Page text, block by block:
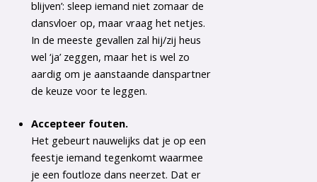
blijven’: sleep iemand niet zomaar de
dansvloer op, maar vraag het netjes.
In de meeste gevallen zal hij/zij heus
wel ‘ja’ zeggen, maar het is wel zo
aardig om je aanstaande danspartner
de keuze voor te leggen.
Accepteer fouten.
Het gebeurt nauwelijks dat je op een
feestje iemand tegenkomt waarmee
je een foutloze dans neerzet. Dat er